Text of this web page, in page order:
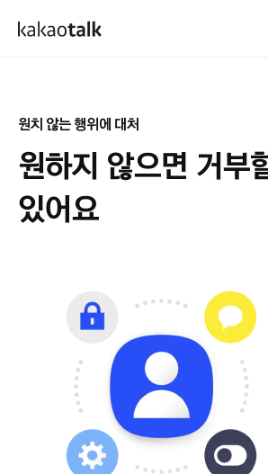
원치 않는 행위에 대처
원하지 않으면 거부
있어요